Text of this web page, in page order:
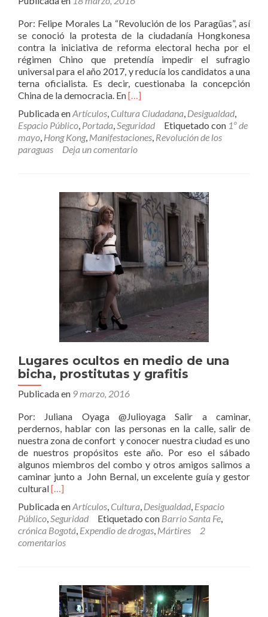
Por: Felipe Morales La “Revolución de los Paragüas”, así
se conoció la protesta de la ciudadanía Hongkonesa
contra la iniciativa de reforma electoral hecha por el
régimen Chino que pretendía impedir el sufragio
universal para el año 2017, y reducía los candidatos a una
terna oficialista. Es decir, cuestionaba la concepción
China de la democracia. EnLeer
secula
seculorum
[…]
Publicada enArtículos, Cultura Ciudadana, Desigualdad,
Espacio Público, Portada,Seguridad Etiquetado con 1º de
mayo, Hong Kong, Manifestaciones, Revolución de los
paraguas
Deja un comentario
Lugares ocultos en medio de una
bicha, prostitutas y grafitis
Publicada en 9 marzo, 2016
Por: Juliana Oyaga @Julioyaga Salir a caminar,
perdernos, hablar con las personas en la calle, salir de
nuestra zona de confort y conocer nuestra ciudad es uno
de nuestros propósitos este año. Por eso el sábado
algunos miembros del combo y otros amigos salimos a
caminar junto a John Bernal, un excelente guía y gestor
culturalLeer
ocultos
en
medio
de
prostitutas
grafitis
[…]
Publicada enArtículos, Cultura, Desigualdad, Espacio
Público,Seguridad Etiquetado con Barrio Santa Fe,
crónica Bogotá, Expendio de drogas, Mártires
2
comentarios